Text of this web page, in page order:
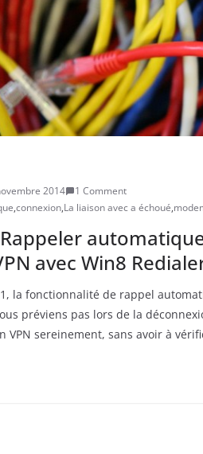
2014
1 Comment
,connexion,La liaison avec a échoué,
avec Win8
la fonctionnalité de rappel
préviens pas lors de la
VPN sereinement, sans avoir à